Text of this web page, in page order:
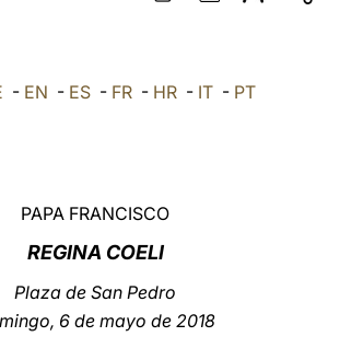
- EN - ES- FR- HR- IT- PT
PAPA FRANCISCO
REGINA COELI
Plaza de San Pedro
6 de mayo de 2018